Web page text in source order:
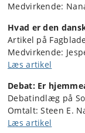
Medvirkende:
Hvad er den
Artikel på
Medvirkende:
Læs artikel
Debat: Er
Debatindlæg på
Omtalt: Steen E.
Læs artikel